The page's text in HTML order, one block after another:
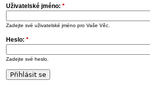
Uživatelské jméno: *
Zadejte své uživatelské jméno pro Vaše Věc.
Heslo: *
Zadejte své heslo.